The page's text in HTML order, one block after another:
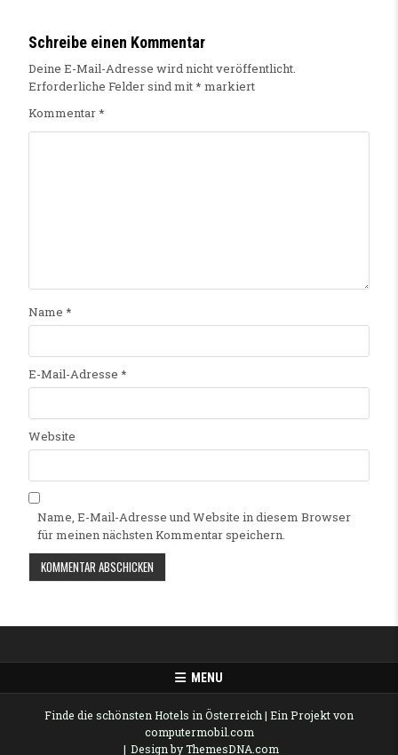
Schreibe einen Kommentar
Deine E-Mail-Adresse wird nicht veröffentlicht.
Erforderliche Felder sind mit* markiert
Kommentar*
Name *
E-Mail-Adresse *
Website
Name, E-Mail-Adresse und Website in diesem Browser
für meinen nächsten Kommentar speichern.
MENU
Finde die schönsten Hotels in Österreich | Ein Projekt von
computermobil.com
Design by ThemesDNA.com